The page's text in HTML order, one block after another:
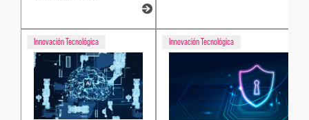
Innovación Tecnológica Innovación Tecnológica